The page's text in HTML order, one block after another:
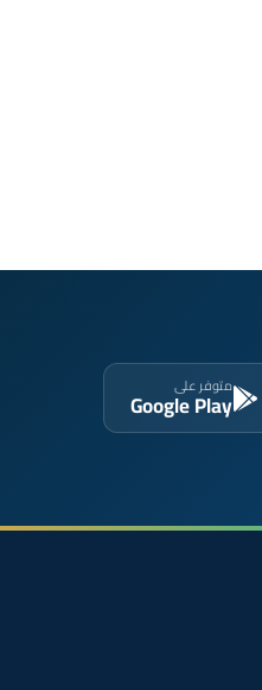
متوفر على
Google Play